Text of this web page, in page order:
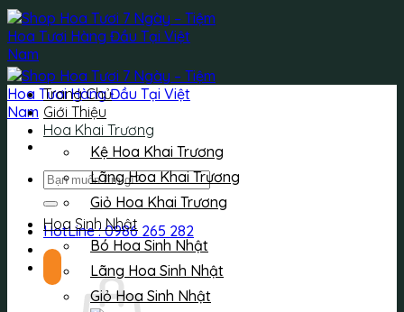
Bỏ
qua
nội
dung
Tìm
kiếm:
HotLine : 0986 265 282
Trang Chủ
Giới Thiệu
Hoa Khai Trương
Kệ Hoa Khai Trương
Lãng Hoa Khai Trương
Giỏ Hoa Khai Trương
Hoa Sinh Nhật
Bó Hoa Sinh Nhật
Lãng Hoa Sinh Nhật
Giỏ Hoa Sinh Nhật